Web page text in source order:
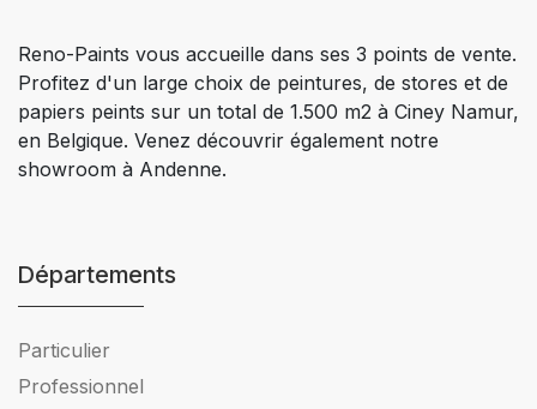
Reno-Paints vous accueille dans ses 3 points de vente.
Profitez d'un large choix de peintures, de stores et de
papiers peints sur un total de 1.500 m2 à Ciney Namur,
en Belgique. Venez découvrir également notre
showroom à Andenne.
Départements
Particulier
Professionnel